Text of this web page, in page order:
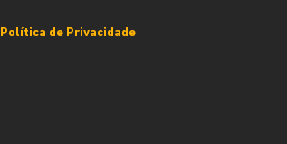
Política de Privacidade